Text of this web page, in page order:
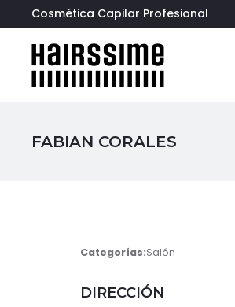
Cosmética Capilar Profesional
FABIAN CORALES
Categorías:Salón
DIRECCIÓN